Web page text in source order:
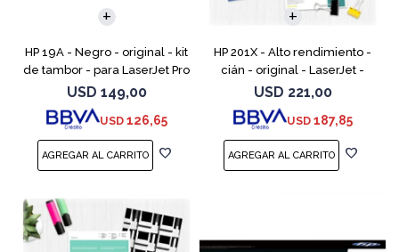
HP 19A - Negro - original - kit
de tambor - para LaserJet Pro
M102, M104, MFP M130, MFP
M132
USD 149,00
USD 126,65
HP 201X - Alto rendimiento -
cián - original - LaserJet -
cartucho de tóner (CF401X) -
para Color LaserJet Pro
M252dn, M252dw, M
USD 221,00
USD 187,85